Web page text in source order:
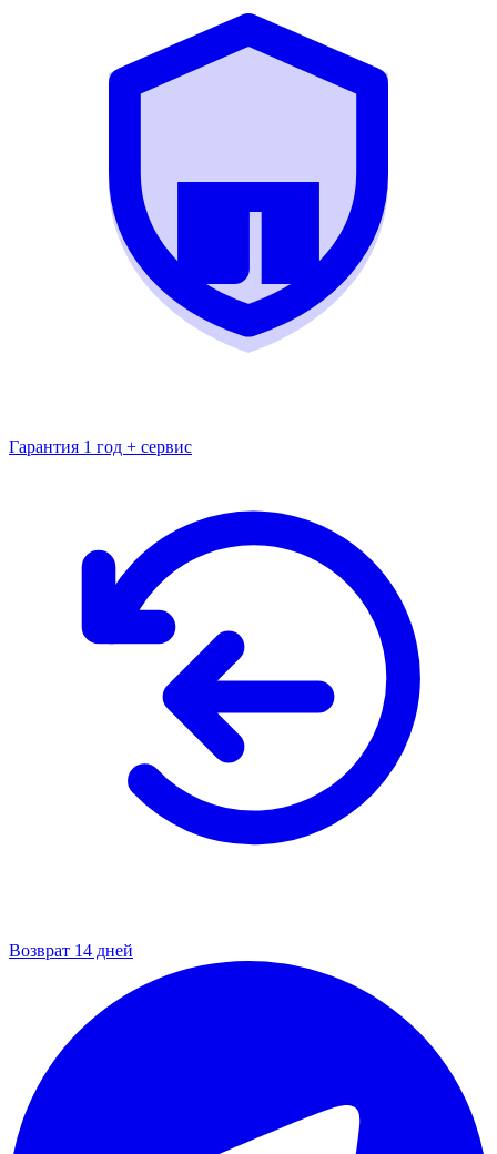
Гарантия 1 год + сервис
Возврат 14 дней